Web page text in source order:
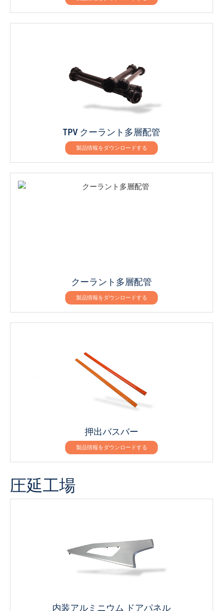
TPV クーラント多層配管
製品情報をダウンロードする
クーラント多層配管
製品情報をダウンロードする
押出バスバー
製品情報をダウンロードする
圧延工場
内装アルミニウム ドアパネル